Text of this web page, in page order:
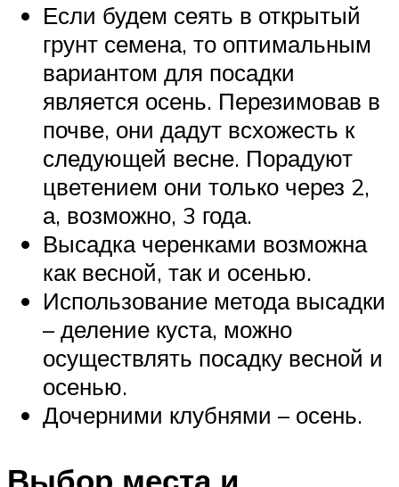
Если будем сеять в открытый
грунт семена, то оптимальным
вариантом для посадки
является осень. Перезимовав в
почве, они дадут всхожесть к
следующей весне. Порадуют
цветением они только через 2,
а, возможно, 3 года.
Высадка черенками возможна
как весной, так и осенью.
Использование метода высадки
– деление куста, можно
осуществлять посадку весной и
осенью.
Дочерними клубнями – осень.